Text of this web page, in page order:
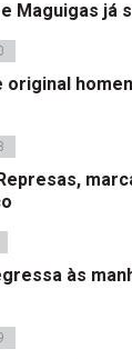
Maguigas já
original
às